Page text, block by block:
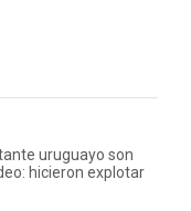
uruguayo son
hicieron explotar